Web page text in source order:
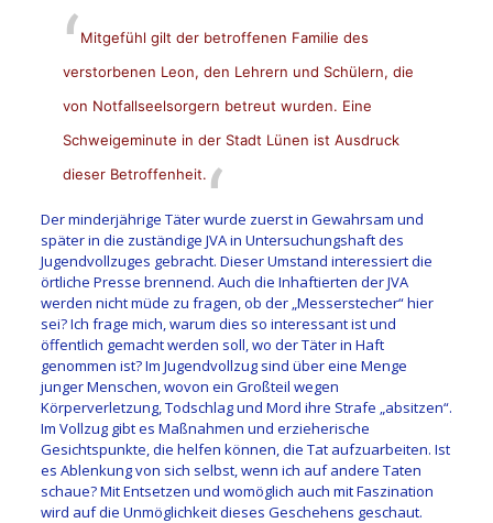
Mitgefühl gilt der betroffenen Familie des
verstorbenen Leon, den Lehrern und Schülern, die
von Notfallseelsorgern betreut wurden. Eine
Schweigeminute in der Stadt Lünen ist Ausdruck
dieser Betroffenheit.
Der minderjährige Täter wurde zuerst in Gewahrsam und
später in die zuständige JVA in Untersuchungshaft des
Jugendvollzuges gebracht. Dieser Umstand interessiert die
örtliche Presse brennend. Auch die Inhaftierten der JVA
werden nicht müde zu fragen, ob der „Messerstecher“ hier
sei? Ich frage mich, warum dies so interessant ist und
öffentlich gemacht werden soll, wo der Täter in Haft
genommen ist? Im Jugendvollzug sind über eine Menge
junger Menschen, wovon ein Großteil wegen
Körperverletzung, Todschlag und Mord ihre Strafe „absitzen“.
Im Vollzug gibt es Maßnahmen und erzieherische
Gesichtspunkte, die helfen können, die Tat aufzuarbeiten. Ist
es Ablenkung von sich selbst, wenn ich auf andere Taten
schaue? Mit Entsetzen und womöglich auch mit Faszination
wird auf die Unmöglichkeit dieses Geschehens geschaut.